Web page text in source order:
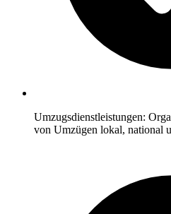
Umzugsdienstleistungen:
von Umzügen lokal, national